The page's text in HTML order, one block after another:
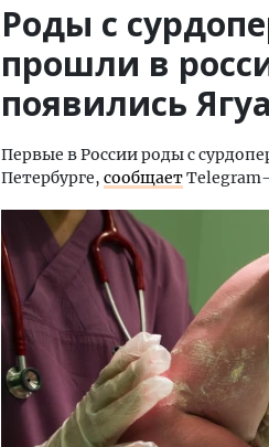
Роды с
прошли в
появились
Первые в России роды с
Петербурге, сообщает